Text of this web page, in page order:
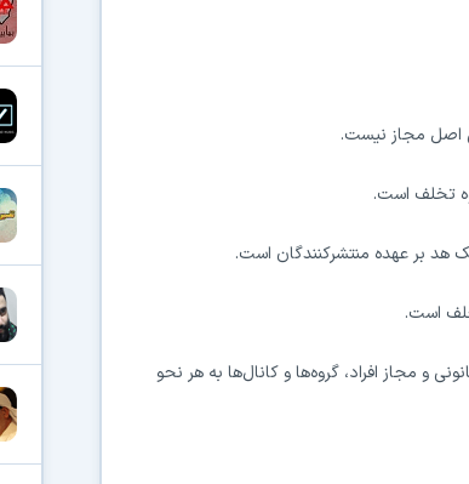
اصل مجاز نیست.
تخلف است.
هد بر عهده منتشرکنندگان است.
است.
و مجاز افراد، گروه‌ها و کانال‌ها به هر نحو